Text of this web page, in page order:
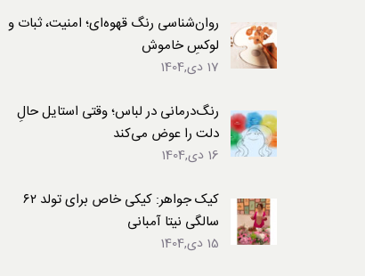
روان‌شناسی رنگ قهوه‌ای؛ امنیت، ثبات و
لوکسِ خاموش
17 دی,1404
رنگ‌درمانی در لباس؛ وقتی استایل حالِ
دلت را عوض می‌کند
16 دی,1404
کیک جواهر: کیکی خاص برای تولد ۶۲
سالگی نیتا آمبانی
15 دی,1404